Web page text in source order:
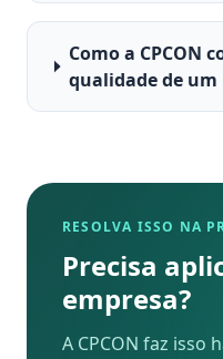
Como a CPCON
qualidade de um
RESOLVA ISSO NA
Precisa
empresa?
A CPCON faz isso